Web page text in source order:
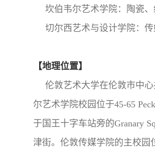
坎伯韦尔艺术学院：陶瓷
切尔西艺术与设计学院：
【地理位置】
伦敦艺术大学在伦敦市中
尔艺术学院校园位于45-65
于国王十字车站旁的Granary
津街。伦敦传媒学院的主校园